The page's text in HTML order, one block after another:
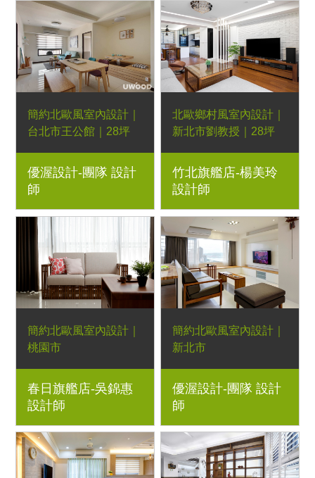
歐多功能邊几托盤｜室
內設計、室內裝潢、舊
屋翻新、新屋裝潢、實
木家具規劃
實木家具規劃
簡約北歐風室內設計｜
台北市王公館｜28坪
系統櫃、帕瑪現代沙
發、V字腳造型茶几、
弧面造型餐桌、梣木長
餐椅、梣木彩色椅、L
型梣木造型椅、布面造
型梣木床架｜室內設
計、室內裝潢、舊屋翻
新、新屋裝潢、實木家
具規劃
優渥設計-團隊 設計
師
北歐鄉村風室內設計｜
新北市劉教授｜28坪
系統櫃、現代沙發、格
柵柚木茶几、柚木電視
櫃、柚木餐桌、柚木餐
椅、柚木椅凳、多功能
邊几、實木衣櫃、柚木
斗櫃、柚木收納式床
架、實木床頭櫃、柚木
三抽書桌、柚木書櫃｜
室內設計、室內裝潢、
舊屋翻新、全室木地板
竹北旗艦店-楊美玲
設計師
簡約北歐風室內設計｜
桃園市
格柵雙人、三人柚木實
木沙發、柚木餐椅、原
木桌板餐桌、原木長
柚木造型式床架、梣木
化妝台｜室內設計、室
內裝潢、舊屋翻新、新
春日旗艦店-吳錦惠
設計師
簡約北歐風室內設計｜
新北市
系統櫃、柚木沙發、柚
木長凳、柚木邊几、柚
木書桌、柚木單椅、柚
內裝潢、舊屋翻新、新
屋裝潢、實木家具規劃
優渥設計-團隊 設計
師